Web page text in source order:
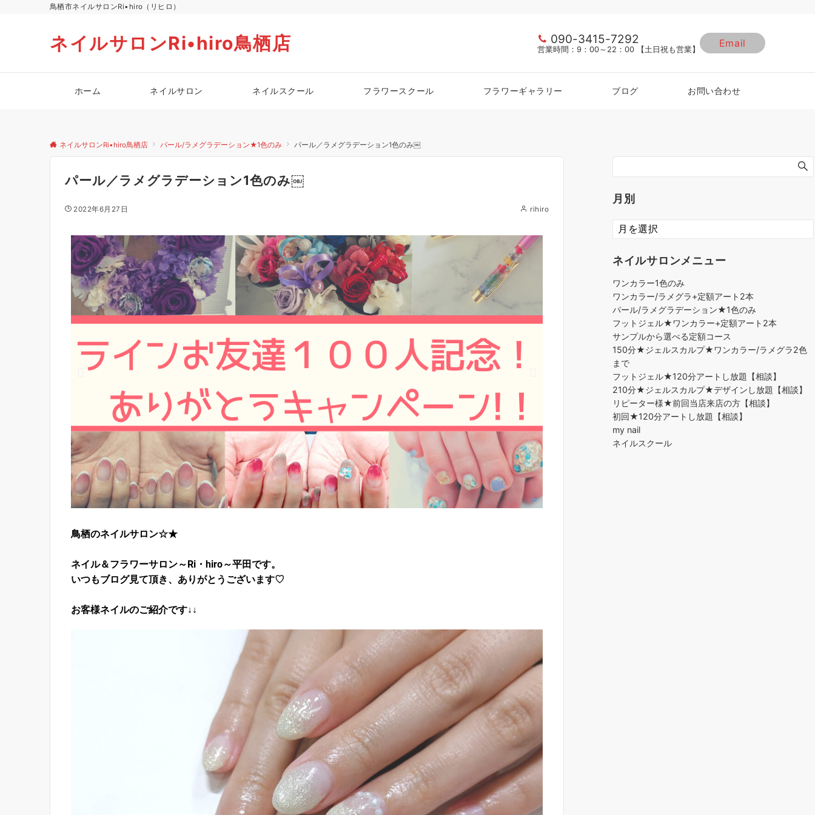
鳥栖市ネイルサロンRi•hiro（リヒロ）
ネイルサロンRi•hiro鳥栖店 090-3415-7292
営業時間：9：00～22：00 【土日祝も営業】
Email
ホーム ネイルサロン ネイルスクール フラワースクール フラワーギャラリー ブログ お問い合わせ
ネイルサロンRi•hiro鳥栖店 パール/ラメグラデーション★1色のみ パール／ラメグラデーション1色のみ￼
パール／ラメグラデーション1色のみ￼
2022年6月27日 rihiro
鳥栖のネイルサロン☆★
ネイル＆フラワーサロン～Ri・hiro～平田です。
いつもブログ見て頂き、ありがとうございます♡
お客様ネイルのご紹介です↓↓
月別
ネイルサロンメニュー
ワンカラー1色のみ
ワンカラー/ラメグラ+定額アート2本
パール/ラメグラデーション★1色のみ
フットジェル★ワンカラー+定額アート2本
サンプルから選べる定額コース
150分★ジェルスカルプ★ワンカラー/ラメグラ2色
まで
フットジェル★120分アートし放題【相談】
210分★ジェルスカルプ★デザインし放題【相談】
リピーター様★前回当店来店の方【相談】
初回★120分アートし放題【相談】
my nail
ネイルスクール